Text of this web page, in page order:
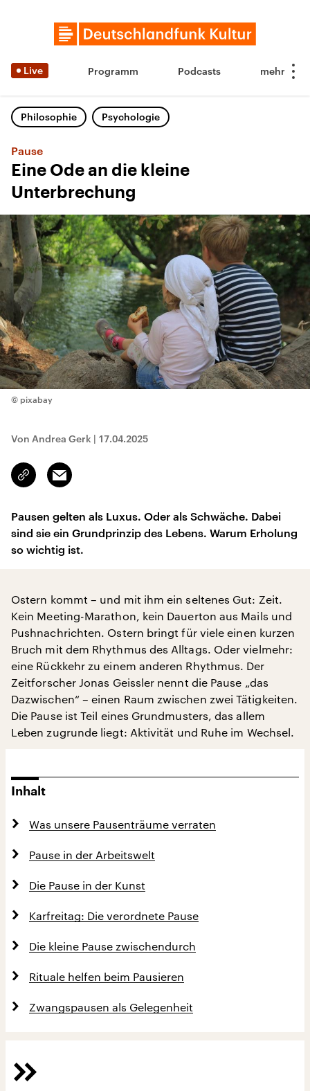
Live Programm Podcasts
Philosophie Psychologie
Pause
Eine Ode an die kleine
Unterbrechung
© pixabay
Von Andrea Gerk | 17.04.2025
Link
kopieren/teilen
Email
Pausen gelten als Luxus. Oder als Schwäche. Dabei
sind sie ein Grundprinzip des Lebens. Warum Erholung
so wichtig ist.
Ostern kommt – und mit ihm ein seltenes Gut: Zeit.
Kein Meeting-Marathon, kein Dauerton aus Mails und
Pushnachrichten. Ostern bringt für viele einen kurzen
Bruch mit dem Rhythmus des Alltags. Oder vielmehr:
eine Rückkehr zu einem anderen Rhythmus. Der
Zeitforscher Jonas Geissler nennt die Pause „das
Dazwischen“ – einen Raum zwischen zwei Tätigkeiten.
Die Pause ist Teil eines Grundmusters, das allem
Leben zugrunde liegt: Aktivität und Ruhe im Wechsel.
Inhalt
Was unsere Pausenträume verraten
Pause in der Arbeitswelt
Die Pause in der Kunst
Karfreitag: Die verordnete Pause
Die kleine Pause zwischendurch
Rituale helfen beim Pausieren
Zwangspausen als Gelegenheit